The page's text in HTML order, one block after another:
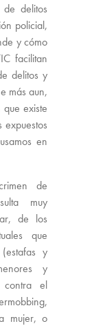
delitos
policial,
y cómo
facilitan
delitos y
más aun,
existe
expuestos
en
de
muy
de los
que
y
y
contra el
mujer, o